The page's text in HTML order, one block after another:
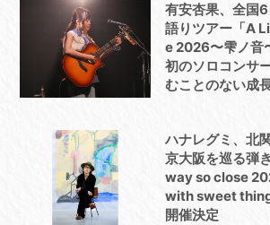
有安杏果、全国
語りツアー「A
e 2026〜雫ノ音
初のソロコンサ
むことのない成
ハナレグミ、北
京大阪を巡る弾
way so close
with sweet
開催決定